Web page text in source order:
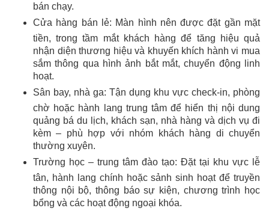
bán chạy.
Cửa hàng bán lẻ: Màn hình nên được đặt gần mặt
tiền, trong tầm mắt khách hàng để tăng hiệu quả
nhận diện thương hiệu và khuyến khích hành vi mua
sắm thông qua hình ảnh bắt mắt, chuyển động linh
hoạt.
Sân bay, nhà ga: Tận dụng khu vực check-in, phòng
chờ hoặc hành lang trung tâm để hiển thị nội dung
quảng bá du lịch, khách sạn, nhà hàng và dịch vụ đi
kèm – phù hợp với nhóm khách hàng di chuyển
thường xuyên.
Trường học – trung tâm đào tạo: Đặt tại khu vực lễ
tân, hành lang chính hoặc sảnh sinh hoạt để truyền
thông nội bộ, thông báo sự kiện, chương trình học
bổng và các hoạt động ngoại khóa.